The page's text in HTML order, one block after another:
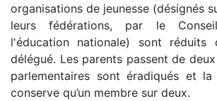
organisations de jeunesse (désignés
leurs fédérations, par le
l'éducation nationale) sont
délégué. Les parents passent de
parlementaires sont éradiqués et
conserve qu’un membre sur deux.